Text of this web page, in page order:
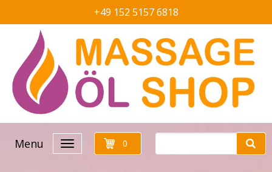
+49 152 5157 6818
Menu 0